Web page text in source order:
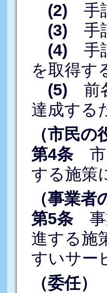
(2) 手
(3) 手
(4) 手
を取得す
(5) 前
達成する
（市民の
第4条市
する施策
（事業者
第5条事
進する施
すいサー
（委任）